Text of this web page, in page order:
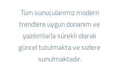
Tüm sunucularımız modern
trendlere uygun donanım ve
yazılımlarla sürekli olarak
güncel tutulmakta ve sizlere
sunulmaktadır.